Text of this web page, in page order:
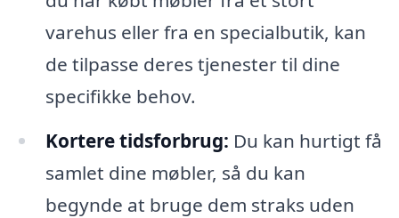
varehus eller fra en specialbutik, kan
de tilpasse deres tjenester til dine
specifikke behov.
Kortere tidsforbrug: Du kan hurtigt få
samlet dine møbler, så du kan
begynde at bruge dem straks uden